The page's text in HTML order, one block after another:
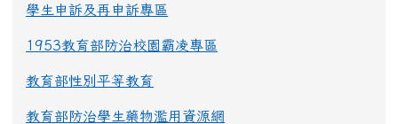
學生申訴及再申訴專區
1953教育部防治校園霸凌專區
教育部性別平等教育
教育部防治學生藥物濫用資源網